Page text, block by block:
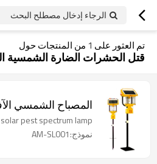
الرجاء إدخال مصطلح البحث
تم العثور على 1 من المنتجات حول
قتل الحشرات الضارة الشمسية
المصباح الشمسي
solar pest spectrum lamp
نموذج:AM-SL001